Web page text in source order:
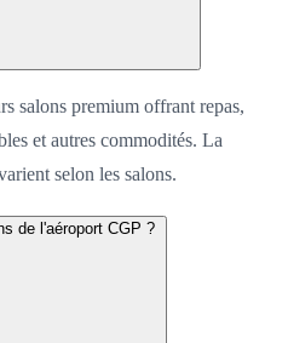
salons premium offrant repas,
et autres commodités. La
selon les salons.
de l'aéroport CGP ?